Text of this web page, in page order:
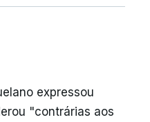
expressou
"contrárias aos